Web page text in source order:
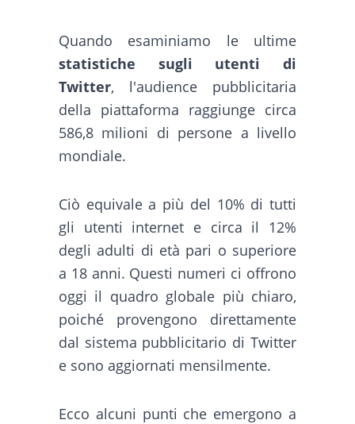
Quando esaminiamo le ultime
statistiche sugli utenti di
Twitter, l'audience pubblicitaria
della piattaforma raggiunge circa
586,8 milioni di persone a livello
mondiale.
Ciò equivale a più del 10% di tutti
gli utenti internet e circa il 12%
degli adulti di età pari o superiore
a 18 anni. Questi numeri ci offrono
oggi il quadro globale più chiaro,
poiché provengono direttamente
dal sistema pubblicitario di Twitter
e sono aggiornati mensilmente.
Ecco alcuni punti che emergono a